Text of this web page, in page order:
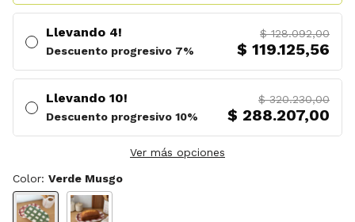
Llevando 4!
Descuento progresivo 7%
$ 128.092,00
$ 119.125,56
Llevando 10!
Descuento progresivo 10%
$ 320.230,00
$ 288.207,00
Ver más opciones
Color: Verde Musgo